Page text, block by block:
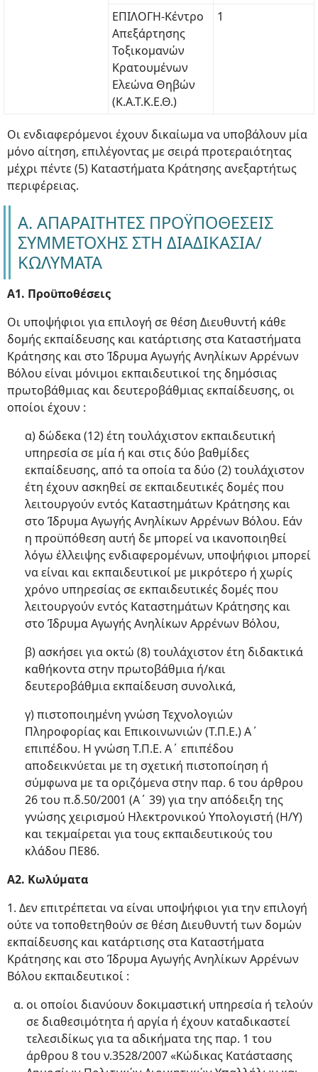
ΕΠΙΛΟΓΗ-Κέντρο
Απεξάρτησης
Τοξικομανών
Κρατουμένων
Ελεώνα Θηβών
(Κ.Α.Τ.Κ.Ε.Θ.)
1
Οι ενδιαφερόμενοι έχουν δικαίωμα να υποβάλουν μία
μόνο αίτηση, επιλέγοντας με σειρά προτεραιότητας
μέχρι πέντε (5) Καταστήματα Κράτησης ανεξαρτήτως
περιφέρειας.
Α. ΑΠΑΡΑΙΤΗΤΕΣ ΠΡΟΫΠΟΘΕΣΕΙΣ
ΣΥΜΜΕΤΟΧΗΣ ΣΤΗ ΔΙΑΔΙΚΑΣΙΑ/
ΚΩΛΥΜΑΤΑ
Α1. Προϋποθέσεις
Οι υποψήφιοι για επιλογή σε θέση Διευθυντή κάθε
δομής εκπαίδευσης και κατάρτισης στα Καταστήματα
Κράτησης και στο Ίδρυμα Αγωγής Ανηλίκων Αρρένων
Βόλου είναι μόνιμοι εκπαιδευτικοί της δημόσιας
πρωτοβάθμιας και δευτεροβάθμιας εκπαίδευσης, οι
οποίοι έχουν :
α) δώδεκα (12) έτη τουλάχιστον εκπαιδευτική
υπηρεσία σε μία ή και στις δύο βαθμίδες
εκπαίδευσης, από τα οποία τα δύο (2) τουλάχιστον
έτη έχουν ασκηθεί σε εκπαιδευτικές δομές που
λειτουργούν εντός Καταστημάτων Κράτησης και
στο Ίδρυμα Αγωγής Ανηλίκων Αρρένων Βόλου. Εάν
η προϋπόθεση αυτή δε μπορεί να ικανοποιηθεί
λόγω έλλειψης ενδιαφερομένων, υποψήφιοι μπορεί
να είναι και εκπαιδευτικοί με μικρότερο ή χωρίς
χρόνο υπηρεσίας σε εκπαιδευτικές δομές που
λειτουργούν εντός Καταστημάτων Κράτησης και
στο Ίδρυμα Αγωγής Ανηλίκων Αρρένων Βόλου,
β) ασκήσει για οκτώ (8) τουλάχιστον έτη διδακτικά
καθήκοντα στην πρωτοβάθμια ή/και
δευτεροβάθμια εκπαίδευση συνολικά,
γ) πιστοποιημένη γνώση Τεχνολογιών
Πληροφορίας και Επικοινωνιών (Τ.Π.Ε.) Α΄
επιπέδου. Η γνώση Τ.Π.Ε. Α΄ επιπέδου
αποδεικνύεται με τη σχετική πιστοποίηση ή
σύμφωνα με τα οριζόμενα στην παρ. 6 του άρθρου
26 του π.δ.50/2001 (Α΄ 39) για την απόδειξη της
γνώσης χειρισμού Ηλεκτρονικού Υπολογιστή (Η/Υ)
και τεκμαίρεται για τους εκπαιδευτικούς του
κλάδου ΠΕ86.
Α2. Κωλύματα
1. Δεν επιτρέπεται να είναι υποψήφιοι για την επιλογή
ούτε να τοποθετηθούν σε θέση Διευθυντή των δομών
εκπαίδευσης και κατάρτισης στα Καταστήματα
Κράτησης και στο Ίδρυμα Αγωγής Ανηλίκων Αρρένων
Βόλου εκπαιδευτικοί :
οι οποίοι διανύουν δοκιμαστική υπηρεσία ή τελούν
σε διαθεσιμότητα ή αργία ή έχουν καταδικαστεί
τελεσιδίκως για τα αδικήματα της παρ. 1 του
άρθρου 8 του ν.3528/2007 «Κώδικας Κατάστασης